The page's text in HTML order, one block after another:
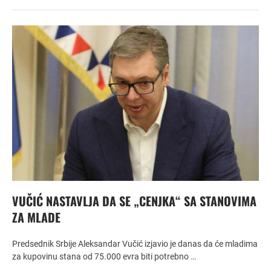
VUČIĆ NASTAVLJA DA SE „CENJKA“ SA STANOVIMA
ZA MLADE
Predsednik Srbije Aleksandar Vučić izjavio je danas da će mladima
za kupovinu stana od 75.000 evra biti potrebno …